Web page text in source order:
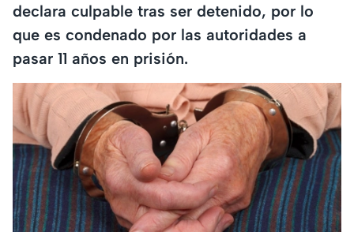
declara culpable tras ser detenido, por lo
que es condenado por las autoridades a
pasar 11 años en prisión.